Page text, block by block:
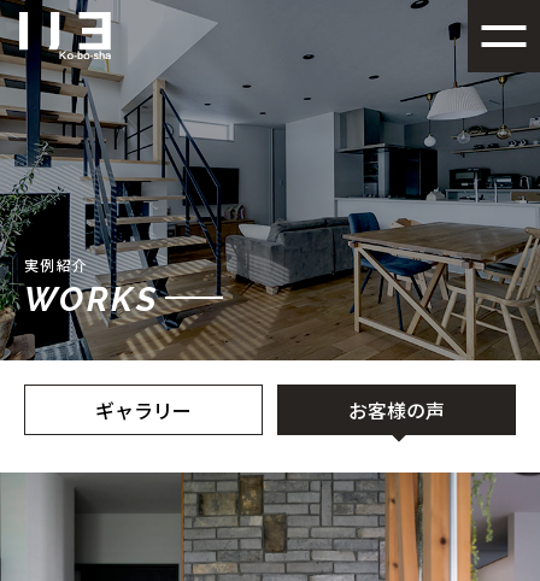
札幌でデザイン性の高い注文
実例紹介
WORKS
ギャラリー お客様の声